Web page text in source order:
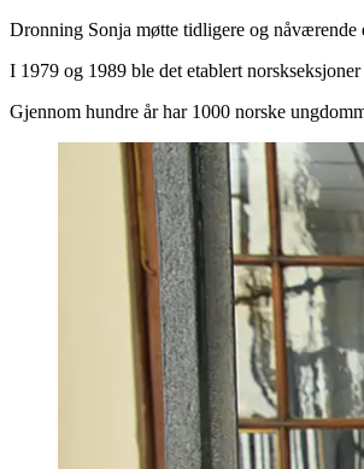
Dronning Sonja møtte tidligere og nåværende
I 1979 og 1989 ble det etablert
Gjennom hundre år har 1000 norske